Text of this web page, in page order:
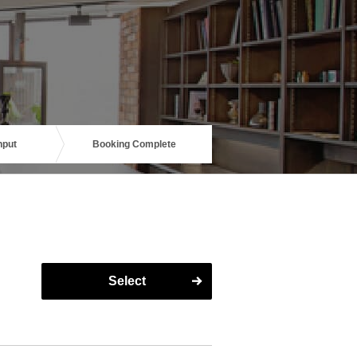
Booking Complete
Select